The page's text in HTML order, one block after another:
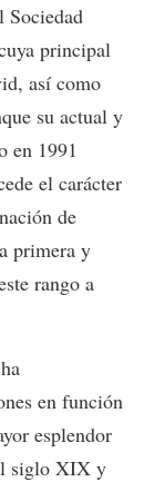
Sociedad
principal
así como
su actual y
en 1991
el carácter
de
primera y
rango a
en función
esplendor
siglo XIX y